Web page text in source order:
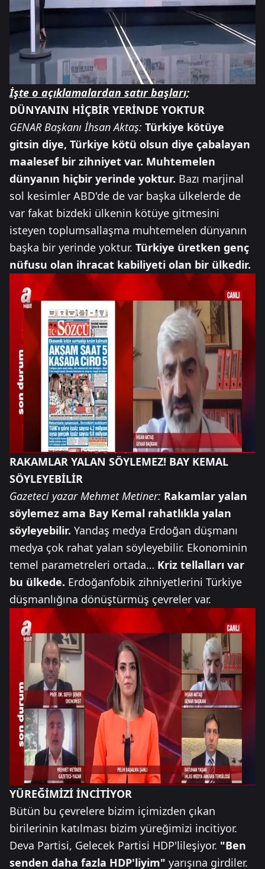
İşte o açıklamalardan satır başları;
DÜNYANIN HİÇBİR YERİNDE YOKTUR
GENAR Başkanı İhsan Aktaş: Türkiye kötüye
gitsin diye, Türkiye kötü olsun diye çabalayan
maalesef bir zihniyet var. Muhtemelen
dünyanın hiçbir yerinde yoktur. Bazı marjinal
sol kesimler ABD'de de var başka ülkelerde de
var fakat bizdeki ülkenin kötüye gitmesini
isteyen toplumsallaşma muhtemelen dünyanın
başka bir yerinde yoktur. Türkiye üretken genç
nüfusu olan ihracat kabiliyeti olan bir ülkedir.
RAKAMLAR YALAN SÖYLEMEZ! BAY KEMAL
SÖYLEYEBİLİR
Gazeteci yazar Mehmet Metiner: Rakamlar yalan
söylemez ama Bay Kemal rahatlıkla yalan
söyleyebilir. Yandaş medya Erdoğan düşmanı
medya çok rahat yalan söyleyebilir. Ekonominin
temel parametreleri ortada… Kriz tellalları var
bu ülkede. Erdoğanfobik zihniyetlerini Türkiye
düşmanlığına dönüştürmüş çevreler var.
YÜREĞİMİZİ İNCİTİYOR
Bütün bu çevrelere bizim içimizden çıkan
birilerinin katılması bizim yüreğimizi incitiyor.
Deva Partisi, Gelecek Partisi HDP'lileşiyor. "Ben
senden daha fazla HDP'liyim" yarışına girdiler.